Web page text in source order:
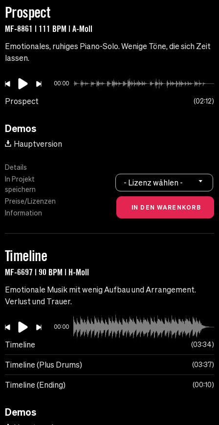
Prospect
MF-8861 | 111 BPM | A-Moll
Emotionales, ruhiges Piano-Solo. Wenige Töne, die sich Zeit
lassen.
00:00
Prospect 02:12
Demos
Hauptversion
Details
In Projekt
speichern
Preise/Lizenzen
Information
- Lizenz wählen -
Timeline
MF-6697 | 90 BPM | H-Moll
Emotionale Musik mit wenig Aufbau und Arrangement.
Verlust und Trauer.
00:00
Timeline 03:34
Timeline (Plus Drums) 03:37
Timeline (Ending) 00:10
Demos